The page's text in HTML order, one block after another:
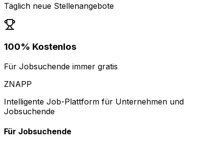
Täglich neue Stellenangebote
100% Kostenlos
Für Jobsuchende immer gratis
ZNAPP
Intelligente Job-Plattform für Unternehmen und
Jobsuchende
Für Jobsuchende